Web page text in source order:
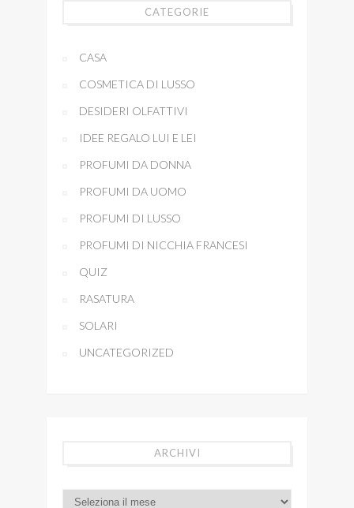
CATEGORIE
CASA
COSMETICA DI LUSSO
DESIDERI OLFATTIVI
IDEE REGALO LUI E LEI
PROFUMI DA DONNA
PROFUMI DA UOMO
PROFUMI DI LUSSO
PROFUMI DI NICCHIA FRANCESI
QUIZ
RASATURA
SOLARI
UNCATEGORIZED
ARCHIVI